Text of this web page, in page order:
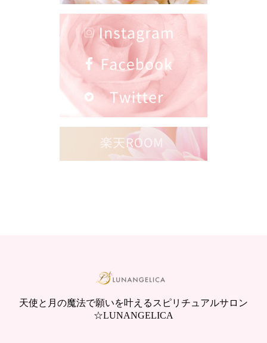
天使と月の魔法で願いを叶えるスピリチュアルサロン
☆LUNANGELICA